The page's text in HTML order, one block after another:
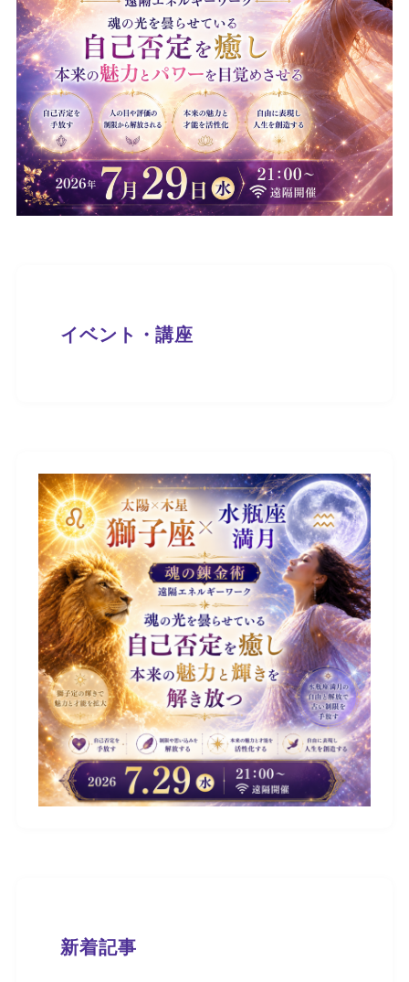
イベント・講座
新着記事